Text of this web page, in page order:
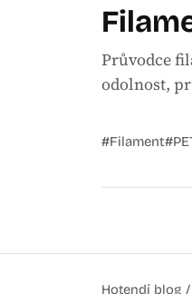
Průvodce
odolnost,
#Filament
Hotendí blog